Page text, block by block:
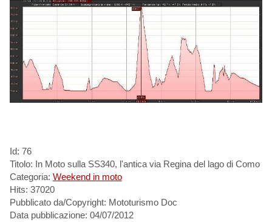
Id: 76
Titolo: In Moto sulla SS340, l'antica via Regina del lago di Como
Categoria: Weekend in moto
Hits: 37020
Pubblicato da/Copyright: Mototurismo Doc
Data pubblicazione: 04/07/2012